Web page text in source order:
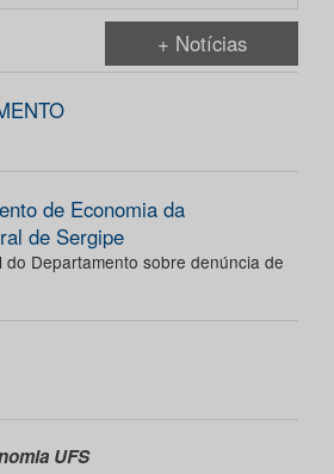
+ Notícias
de Economia da
de Sergipe
do Departamento sobre denúncia de
UFS